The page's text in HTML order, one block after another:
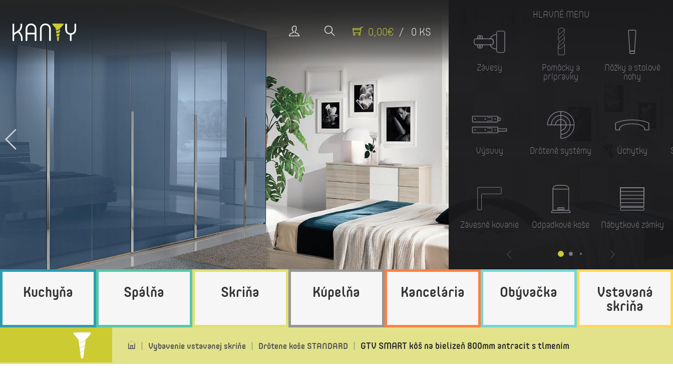
0,00€ / 0 KS
HLAVNÉ MENU
Závesy
Výsuvy
Závesné kovanie
Pomôcky a
prípravky
Drôtené systémy
Odpadkové koše
Nôžky a stolové
nohy
Úchytky
Nábytkové zámky
Kuchyňa Spálňa Skriňa Kúpelňa Kancelária Obývačka Vstavaná
skriňa
Vybavenie vstavanej skriňe Drôtene koše STANDARD GTV SMART kôš na bielizeň 800mm antracit s tlmením